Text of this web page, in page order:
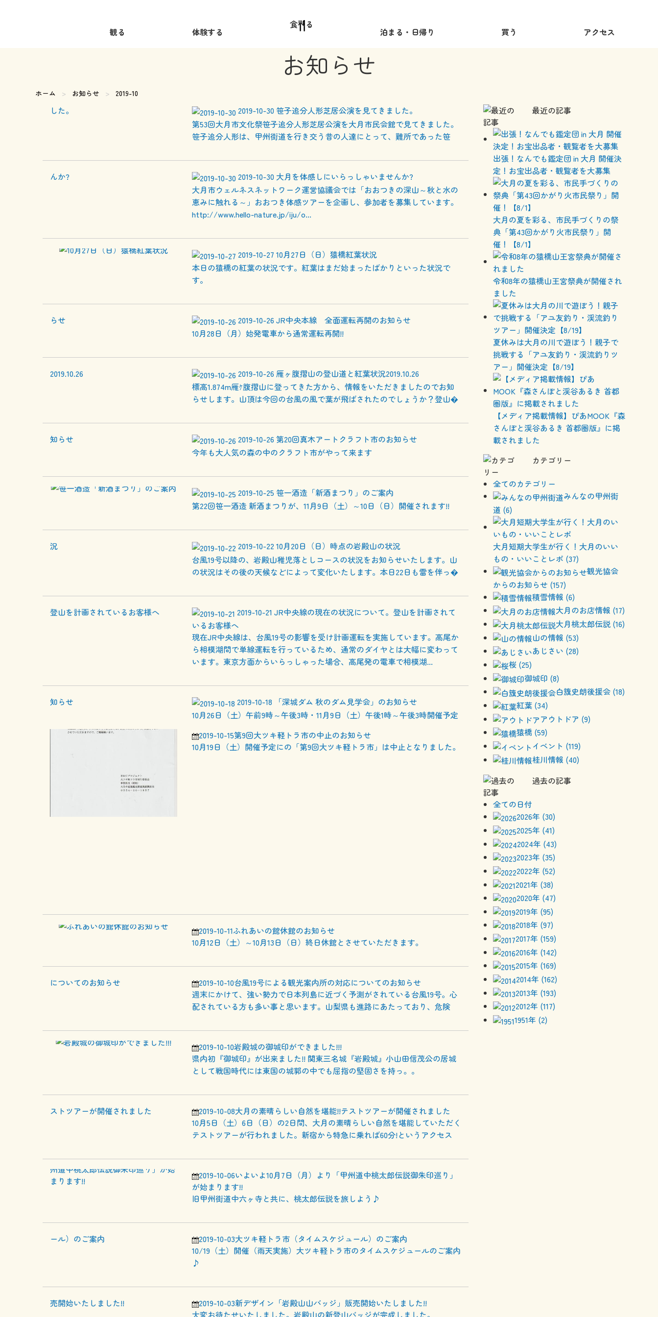
観る 体験する
食べる
泊まる・日帰り 買う アクセス
お知らせ
ホーム お知らせ 現在のページ:
2019-10
最近の記事
出張！なんでも鑑定団 in 大月 開催決
定！お宝出品者・観覧者を大募集
大月の夏を彩る、市民手づくりの祭
典「第43回かがり火市民祭り」開
催！【8/1】
令和8年の猿橋山王宮祭典が開催され
ました
夏休みは大月の川で遊ぼう！親子で
挑戦する「アユ友釣り・渓流釣りツ
アー」開催決定【8/19】
【メディア掲載情報】ぴあMOOK『森
さんぽと渓谷あるき 首都圏版』に掲
載されました
カテゴリー
全てのカテゴリー
みんなの甲州街
道 (6)
大月短期大学生が行く！大月のいい
もの・いいことレポ (37)
観光協会
からのお知らせ (157)
積雪情報 (6)
大月のお店情報 (17)
大月桃太郎伝説 (16)
山の情報 (53)
あじさい (28)
桜 (25)
御城印 (8)
白籏史朗後援会 (18)
紅葉 (34)
アウトドア (9)
猿橋 (59)
イベント (119)
桂川情報 (40)
過去の記事
全ての日付
2026年 (30)
2025年 (41)
2024年 (43)
2023年 (35)
2022年 (52)
2021年 (38)
2020年 (47)
2019年 (95)
2018年 (97)
2017年 (159)
2016年 (142)
2015年 (169)
2014年 (162)
2013年 (193)
2012年 (117)
1951年 (2)
2019-10-30 笹子追分人形芝居公演を見てきました。
第53回大月市文化祭笹子追分人形芝居公演を大月市民会館で見てきました。
笹子追分人形は、甲州街道を行き交う昔の人達にとって、難所であった笹
2019-10-30 大月を体感しにいらっしゃいませんか?
大月市ウェルネスネットワーク運営協議会では「おおつきの深山～秋と水の
恵みに触れる～」おおつき体感ツアーを企画し、参加者を募集しています。
http://www.hello-nature.jp/iju/o...
2019-10-27 10月27日（日）猿橋紅葉状況
本日の猿橋の紅葉の状況です。紅葉はまだ始まったばかりといった状況で
す。
2019-10-26 JR中央本線 全面運転再開のお知らせ
10月28日（月）始発電車から通常運転再開!!
2019-10-26 雁ヶ腹摺山の登山道と紅葉状況2019.10.26
標高1.874m雁ｹ腹摺山に登ってきた方から、情報をいただきましたのでお知
らせします。山頂は今回の台風の風で葉が飛ばされたのでしょうか？登山�
2019-10-26 第20回真木アートクラフト市のお知らせ
今年も大人気の森の中のクラフト市がやって来ます
2019-10-25 笹一酒造「新酒まつり」のご案内
第22回笹一酒造 新酒まつりが、11月9日（土）～10日（日）開催されます!!
2019-10-22 10月20日（日）時点の岩殿山の状況
台風19号以降の、岩殿山稚児落としコースの状況をお知らせいたします。山
の状況はその後の天候などによって変化いたします。本日22日も雷を伴っ�
2019-10-21 JR中央線の現在の状況について。登山を計画されて
いるお客様へ
現在JR中央線は、台風19号の影響を受け計画運転を実施しています。高尾か
ら相模湖間で単線運転を行っているため、通常のダイヤとは大幅に変わって
います。東京方面からいらっしゃった場合、高尾発の電車で相模湖...
2019-10-18
「深城ダム 秋のダム見学会」のお知らせ
10月26日（土）午前9時～午後3時・11月9日（土）午後1時～午後3時開催予定
2019-10-15第9回大ツキ軽トラ市の中止のお知らせ
10月19日（土）開催予定にの「第9回大ツキ軽トラ市」は中止となりました。
2019-10-11ふれあいの館休館のお知らせ
10月12日（土）～10月13日（日）終日休館とさせていただきます。
2019-10-10台風19号による観光案内所の対応についてのお知らせ
週末にかけて、強い勢力で日本列島に近づく予測がされている台風19号。心
配されている方も多い事と思います。山梨県も進路にあたっており、危険
2019-10-10岩殿城の御城印ができました!!!
県内初『御城印』が出来ました!! 関東三名城『岩殿城』小山田信茂公の居城
として戦国時代には東国の城郭の中でも屈指の堅固さを持っ。。
2019-10-08大月の素晴らしい自然を堪能!!テストツアーが開催されました
10月5日（土）6日（日）の2日間、大月の素晴らしい自然を堪能していただく
テストツアーが行われました。新宿から特急に乗れば60分!というアクセス
2019-10-06いよいよ10月7日（月）より「甲州道中桃太郎伝説御朱印巡り」
が始まります!!
旧甲州街道中六ヶ寺と共に、桃太郎伝説を旅しよう♪
2019-10-03大ツキ軽トラ市（タイムスケジュール）のご案内
10/19（土）開催（雨天実施）大ツキ軽トラ市のタイムスケジュールのご案内
♪
2019-10-03新デザイン「岩殿山山バッジ」販売開始いたしました!!
大変お待たせいたしました。岩殿山の新登山バッジが完成しました。